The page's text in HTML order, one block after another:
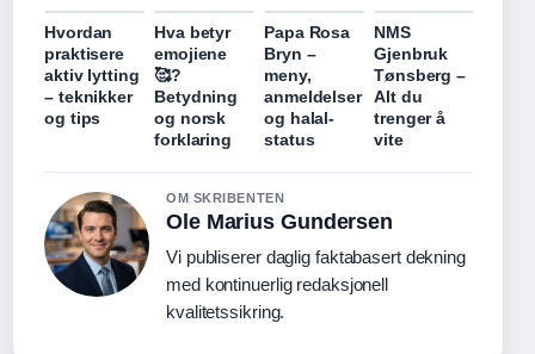
Hvordan
praktisere
aktiv lytting
– teknikker
og tips
Hva betyr
emojiene
🥰?
Betydning
og norsk
forklaring
Papa Rosa
Bryn –
meny,
anmeldelser
og halal-
status
NMS
Gjenbruk
Tønsberg –
Alt du
trenger å
vite
OM SKRIBENTEN
Ole Marius Gundersen
Vi publiserer daglig faktabasert dekning
med kontinuerlig redaksjonell
kvalitetssikring.